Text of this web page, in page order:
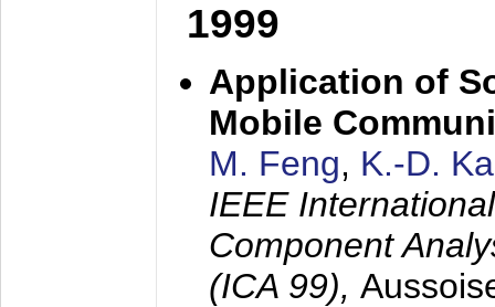
1999
Application of
Mobile
M. Feng, K.-D.
IEEE
Component
(ICA 99),